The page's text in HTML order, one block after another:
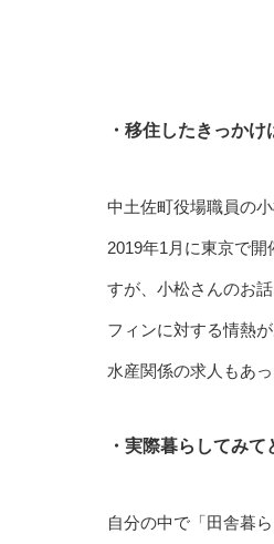
・移住したきっかけ
中土佐町役場職員の
2019年1月に東京で
すが、小松さんのお
フィンに対する情熱
水産関係の求人もあ
・実際暮らしてみて
自分の中で「田舎暮